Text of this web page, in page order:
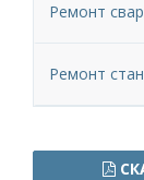
Ремонт
Ремонт